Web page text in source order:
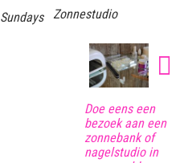
Sundays Zonnestudio
Doe eens een
bezoek aan een
zonnebank of
nagelstudio in